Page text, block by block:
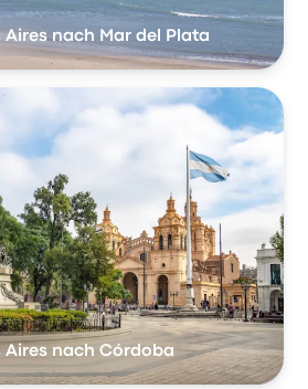
Aires nach Mar del Plata
Aires nach Córdoba